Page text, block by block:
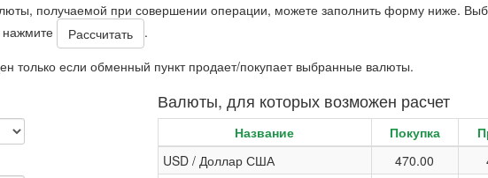
получаемой при совершении операции, можете заполнить форму ниже.
.
только если обменный пункт продает/покупает выбранные валюты.
Валюты, для которых возможен расчет
Название Покупка
USD / Доллар США
470.00